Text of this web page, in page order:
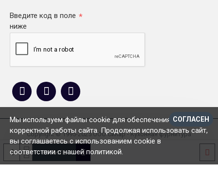
КУПИТЬ
Введите код в поле
ниже
Copyright © 1995-2025 ООО Синар - Кухонная фурнитура
СОГЛАСЕН
Мы используем файлы cookie для обеспечения
корректной работы сайта. Продолжая использовать сайт,
вы соглашаетесь с использованием cookie в
соответствии с нашей политикой.